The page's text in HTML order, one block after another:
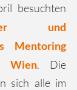
besuchten
und
Mentoring
Wien. Die
sich alle im